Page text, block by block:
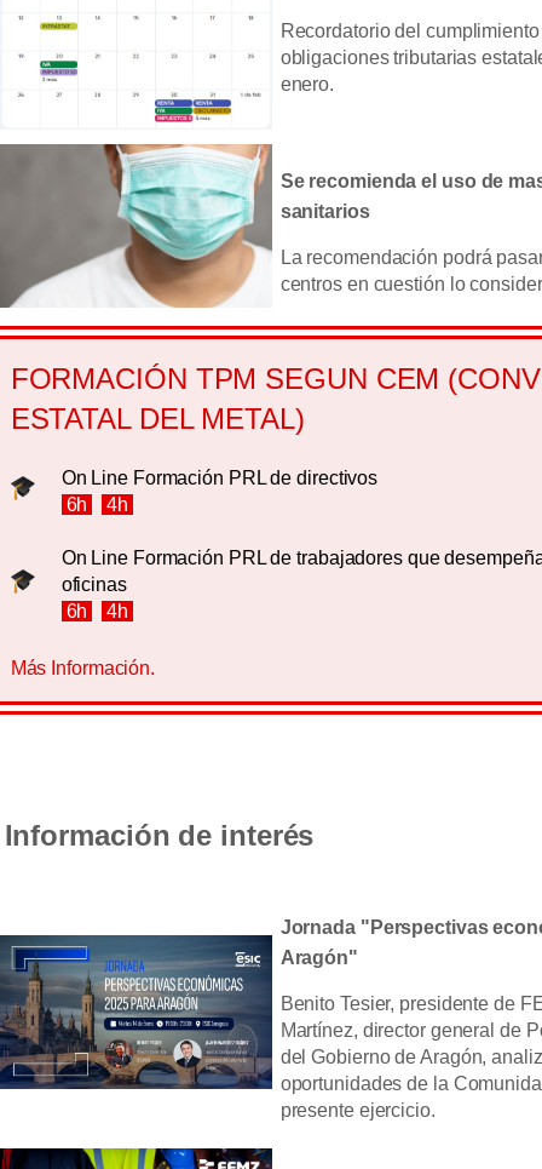
Recordatorio del
obligaciones tributarias
enero.
Se recomienda el uso de
sanitarios
La recomendación podrá
centros en cuestión lo
FORMACIÓN TPM SEGUN CEM
ESTATAL DEL METAL)
On Line Formación PRL de directivos
6h
4h
On Line Formación PRL de trabajadores que
oficinas
6h
4h
Más Información.
de interés
Jornada "Perspectivas
Aragón"
Benito Tesier, presidente de
Martínez, director general de
del Gobierno de Aragón,
oportunidades de la
presente ejercicio.